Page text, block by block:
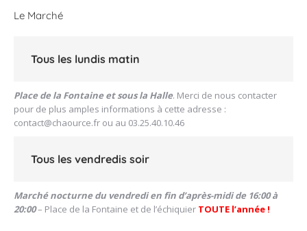
Le Marché
Tous les lundis matin
Place de la Fontaine et sous la Halle. Merci de nous contacter
pour de plus amples informations à cette adresse :
contact@chaource.fr ou au 03.25.40.10.46
Tous les vendredis soir
Marché nocturne du vendredi en fin d’après-midi de 16:00 à
20:00– Place de la Fontaine et de l’échiquier TOUTE l’année !